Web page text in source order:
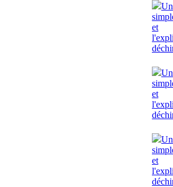
Un
et
Un
et
Un
et